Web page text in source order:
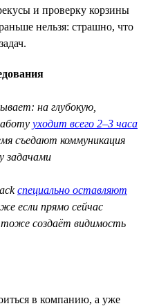
и проверку корзины
нельзя: страшно, что
на глубокую,
уходит всего 2–3 часа
съедают коммуникация
задачами
специально оставляют
если прямо сейчас
создаёт видимость
в компанию, а уже